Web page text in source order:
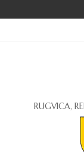
RUGVICA,